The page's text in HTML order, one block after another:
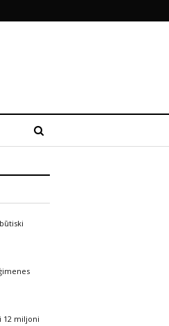
12 miljoni